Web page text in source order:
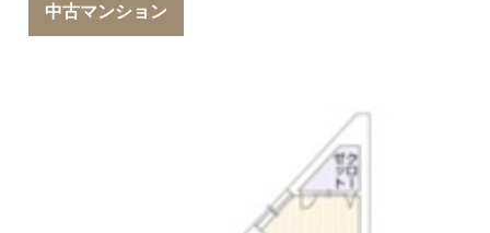
中古マンション